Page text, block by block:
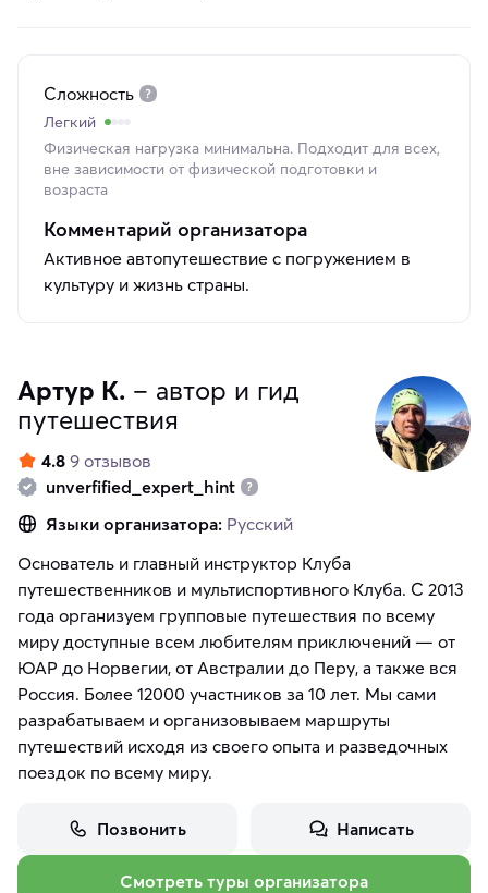
Сложность
Легкий
Физическая нагрузка минимальна. Подходит для всех,
вне зависимости от физической подготовки и
возраста
Комментарий организатора
Активное автопутешествие с погружением в
культуру и жизнь страны.
Артур К. – автор и гид
путешествия
4.8 9 отзывов
unverfified_expert_hint
Языки организатора: Русский
Основатель и главный инструктор Клуба
путешественников и мультиспортивного Клуба. С 2013
года организуем групповые путешествия по всему
миру доступные всем любителям приключений — от
ЮАР до Норвегии, от Австралии до Перу, а также вся
Россия. Более 12000 участников за 10 лет. Мы сами
разрабатываем и организовываем маршруты
путешествий исходя из своего опыта и разведочных
Позвонить Написать
Смотреть туры организатора